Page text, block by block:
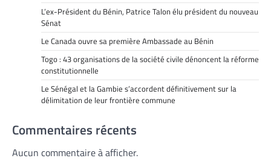
L’ex-Président du Bénin, Patrice Talon élu président du nouveau
Sénat
Le Canada ouvre sa première Ambassade au Bénin
Togo : 43 organisations de la société civile dénoncent la réforme
constitutionnelle
Le Sénégal et la Gambie s’accordent définitivement sur la
délimitation de leur frontière commune
Commentaires récents
Aucun commentaire à afficher.